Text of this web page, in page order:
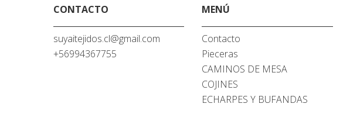
CONTACTO
suyaitejidos.cl@gmail.com
+56994367755
MENÚ
Contacto
Pieceras
CAMINOS DE MESA
COJINES
ECHARPES Y BUFANDAS